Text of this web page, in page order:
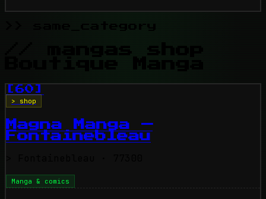
>> same_category
// mangas shop
Boutique Manga
[60]
> shop
Magna Manga —
Fontainebleau
Manga & comics